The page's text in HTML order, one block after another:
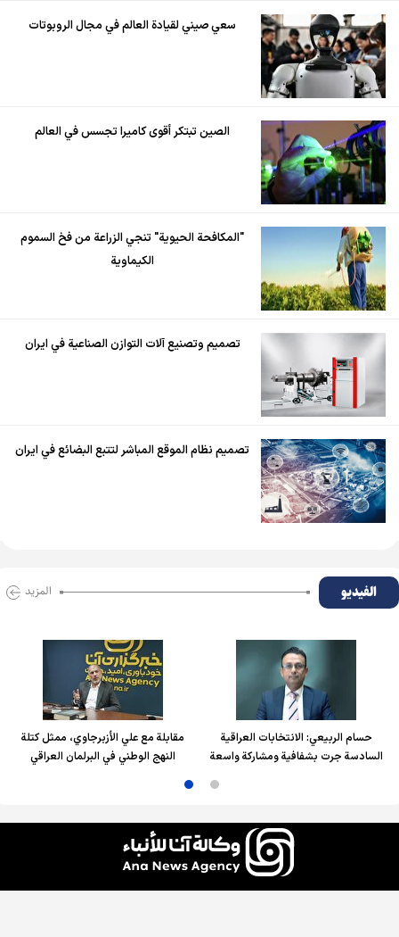
سعي صيني لقيادة العالم في مجال الروبوتات
الصين تبتكر أقوى كاميرا تجسس في العالم
"المكافحة الحيوية" تنجي الزراعة من فخ السموم
الكيماوية
تصميم وتصنيع آلات التوازن الصناعية في ايران
تصميم نظام الموقع المباشر لتتبع البضائع في ايران
الفیدیو المزید
حسام الربیعي: الانتخابات العراقية
السادسة جرت بشفافية ومشاركة واسعة
مقابلة مع علي الأزبرجاوي، ممثل كتلة
النهج الوطني في البرلمان العراقي